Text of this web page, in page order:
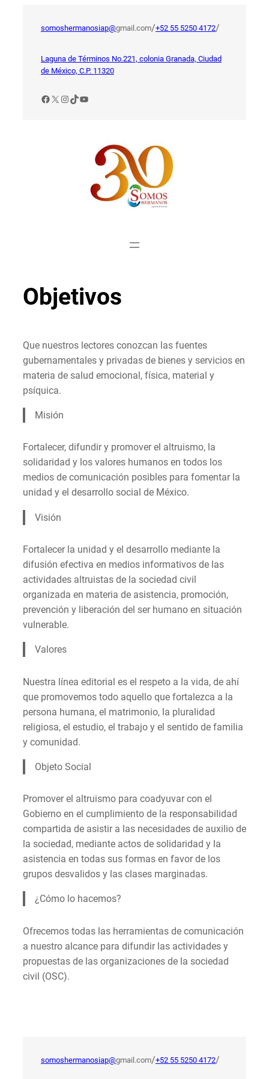
somoshermanosiap@gmail.com/+52 55 5250 4172/
Laguna de Términos No.221, colonia Granada, Ciudad
de México, C.P. 11320
Facebook
X Instagram
TikTok
YouTube
Objetivos
Que nuestros lectores conozcan las fuentes
gubernamentales y privadas de bienes y servicios en
materia de salud emocional, física, material y
psíquica.
Misión
Fortalecer, difundir y promover el altruismo, la
solidaridad y los valores humanos en todos los
medios de comunicación posibles para fomentar la
unidad y el desarrollo social de México.
Visión
Fortalecer la unidad y el desarrollo mediante la
difusión efectiva en medios informativos de las
actividades altruistas de la sociedad civil
organizada en materia de asistencia, promoción,
prevención y liberación del ser humano en situación
vulnerable.
Valores
Nuestra línea editorial es el respeto a la vida, de ahí
que promovemos todo aquello que fortalezca a la
persona humana, el matrimonio, la pluralidad
religiosa, el estudio, el trabajo y el sentido de familia
y comunidad.
Objeto Social
Promover el altruismo para coadyuvar con el
Gobierno en el cumplimiento de la responsabilidad
compartida de asistir a las necesidades de auxilio de
la sociedad, mediante actos de solidaridad y la
asistencia en todas sus formas en favor de los
grupos desvalidos y las clases marginadas.
¿Cómo lo hacemos?
Ofrecemos todas las herramientas de comunicación
a nuestro alcance para difundir las actividades y
propuestas de las organizaciones de la sociedad
civil (OSC).
somoshermanosiap@gmail.com/+52 55 5250 4172/